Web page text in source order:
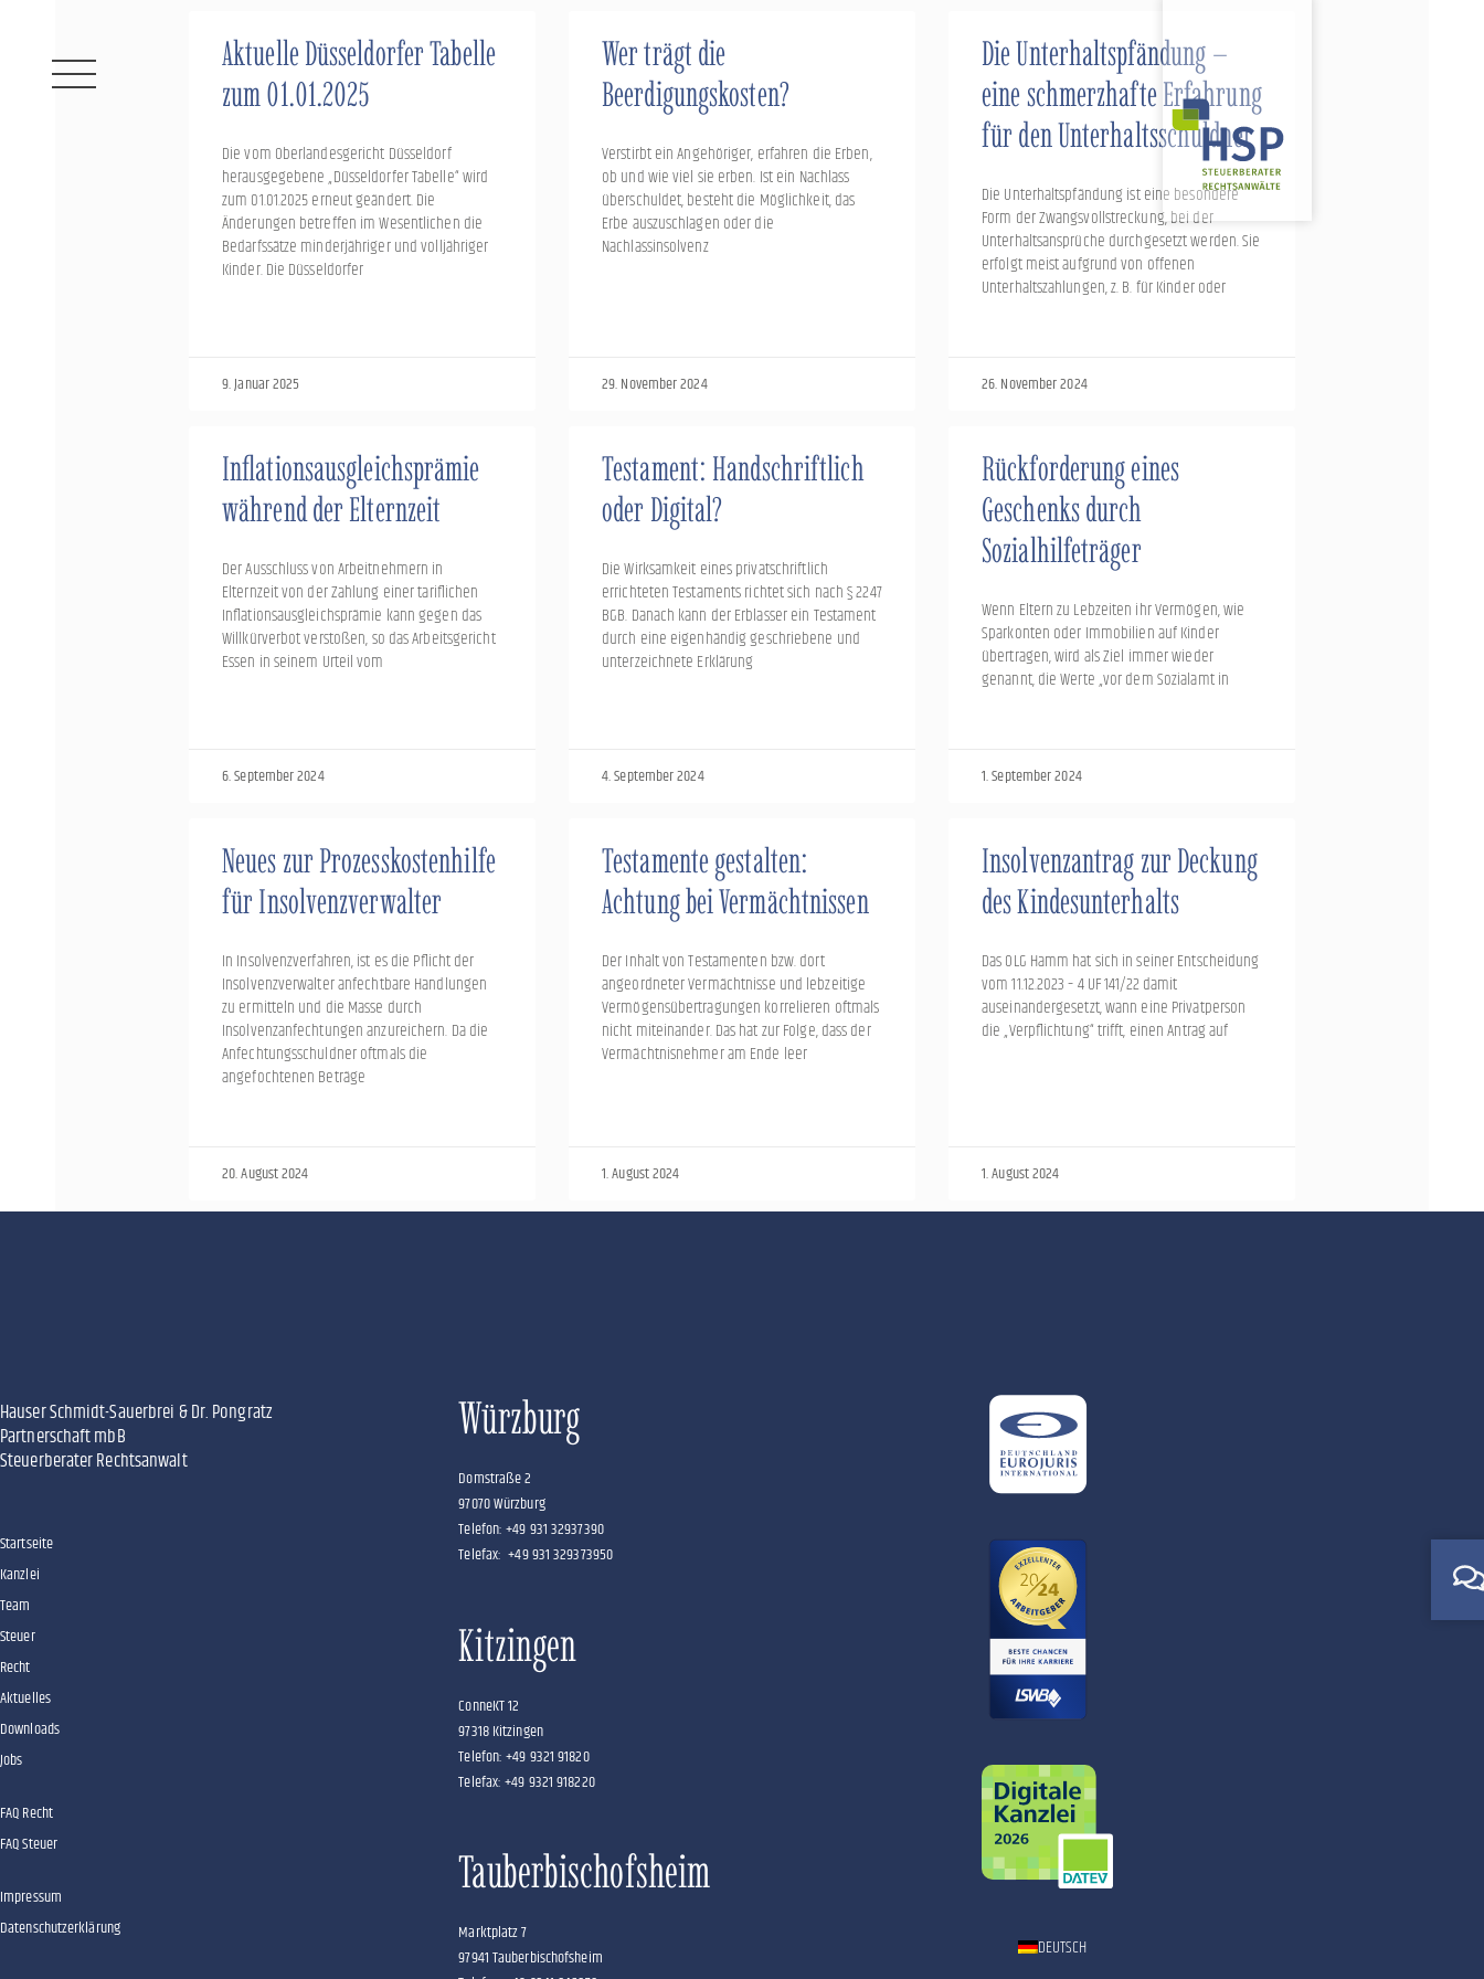
springen
Aktuelle Düsseldorfer Tabelle
zum 01.01.2025
Die vom Oberlandesgericht Düsseldorf
herausgegebene „Düsseldorfer Tabelle“ wird
zum 01.01.2025 erneut geändert. Die
Änderungen betreffen im Wesentlichen die
Bedarfssätze minderjähriger und volljähriger
Kinder. Die Düsseldorfer
9. Januar 2025
Wer trägt die
Beerdigungskosten?
Verstirbt ein Angehöriger, erfahren die Erben,
ob und wie viel sie erben. Ist ein Nachlass
überschuldet, besteht die Möglichkeit, das
Erbe auszuschlagen oder die
Nachlassinsolvenz
29. November 2024
Die Unterhaltspfändung –
eine schmerzhafte Erfahrung
für den Unterhaltsschuldner
Die Unterhaltspfändung ist eine besondere
Form der Zwangsvollstreckung, bei der
Unterhaltsansprüche durchgesetzt werden. Sie
erfolgt meist aufgrund von offenen
Unterhaltszahlungen, z. B. für Kinder oder
26. November 2024
Inflationsausgleichsprämie
während der Elternzeit
Der Ausschluss von Arbeitnehmern in
Elternzeit von der Zahlung einer tariflichen
Inflationsausgleichsprämie kann gegen das
Willkürverbot verstoßen, so das Arbeitsgericht
Essen in seinem Urteil vom
6. September 2024
Testament: Handschriftlich
oder Digital?
Die Wirksamkeit eines privatschriftlich
errichteten Testaments richtet sich nach § 2247
BGB. Danach kann der Erblasser ein Testament
durch eine eigenhändig geschriebene und
unterzeichnete Erklärung
4. September 2024
Rückforderung eines
Geschenks durch
Sozialhilfeträger
Wenn Eltern zu Lebzeiten ihr Vermögen, wie
Sparkonten oder Immobilien auf Kinder
übertragen, wird als Ziel immer wieder
genannt, die Werte „vor dem Sozialamt in
1. September 2024
Neues zur Prozesskostenhilfe
für Insolvenzverwalter
In Insolvenzverfahren, ist es die Pflicht der
Insolvenzverwalter anfechtbare Handlungen
zu ermitteln und die Masse durch
Insolvenzanfechtungen anzureichern. Da die
Anfechtungsschuldner oftmals die
angefochtenen Beträge
20. August 2024
Testamente gestalten:
Achtung bei Vermächtnissen
Der Inhalt von Testamenten bzw. dort
angeordneter Vermächtnisse und lebzeitige
Vermögensübertragungen korrelieren oftmals
nicht miteinander. Das hat zur Folge, dass der
Vermächtnisnehmer am Ende leer
1. August 2024
Insolvenzantrag zur Deckung
des Kindesunterhalts
Das OLG Hamm hat sich in seiner Entscheidung
vom 11.12.2023 – 4 UF 141/22 damit
auseinandergesetzt, wann eine Privatperson
die „Verpflichtung“ trifft, einen Antrag auf
1. August 2024
Hauser Schmidt-Sauerbrei & Dr. Pongratz
Partnerschaft mbB
Steuerberater Rechtsanwalt
Startseite
Kanzlei
Team
Steuer
Recht
Aktuelles
Downloads
Jobs
FAQ Recht
FAQ Steuer
Impressum
Datenschutzerklärung
Würzburg
Domstraße 2
97070 Würzburg
Telefon: +49 931 32937390
Telefax: +49 931 329373950
Kitzingen
ConneKT 12
97318 Kitzingen
Telefon: +49 9321 91820
Telefax: +49 9321 918220
Tauberbischofsheim
Marktplatz 7
97941 Tauberbischofsheim
DEUTSCH